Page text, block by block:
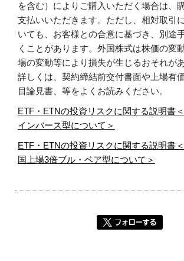
を含む）によりご購入いただく場合は、
支払いいただきます。ただし、相対取引
いても、お客様との合意に基づき、別途
くことがあります。外国株式は株価の変
場の変動等により損失が生じるおそれがあ
詳しくは、契約締結前交付書面や上場有
目論見書、等をよくお読みください。
ETF・ETNの投資リスクに関する説明書
インバース型について＞
ETF・ETNの投資リスクに関する説明書
国上場3倍ブル・ベア型について＞